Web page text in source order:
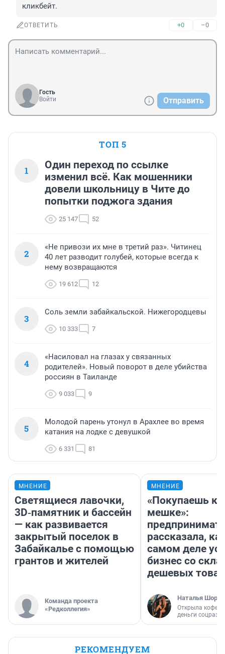
кликбейт.
ОТВЕТИТЬ +0 –0
Гость
Войти
Отправить
ТОП 5
1
Один переход по ссылке
изменил всё. Как мошенники
довели школьницу в Чите до
попытки поджога здания
25 147 52
2
«Не привози их мне в третий раз». Читинец
40 лет разводит голубей, которые всегда к
нему возвращаются
19 612 12
3
Соль земли забайкальской. Нижегородцевы
10 333 7
4
«Насиловал на глазах у связанных
родителей». Новый поворот в деле убийства
россиян в Таиланде
9 033 9
5
Молодой парень утонул в Арахлее во время
катания на лодке с девушкой
6 331 81
МНЕНИЕ
Светящиеся лавочки,
3D‑памятник и бассейн
— как развивается
закрытый поселок в
Забайкалье с помощью
грантов и жителей
Команда проекта
«Редколлегия»
МНЕНИЕ
«Покупаешь
мешке»:
рассказала,
самом деле
бизнес со
дешевых
Наталья
Открыла
деньги
РЕКОМЕНДУЕМ